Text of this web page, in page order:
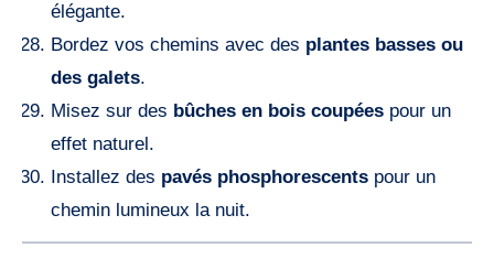
élégante.
Bordez vos chemins avec des plantes basses ou
des galets.
Misez sur des bûches en bois coupéespour un
effet naturel.
Installez des pavés phosphorescentspour un
chemin lumineux la nuit.